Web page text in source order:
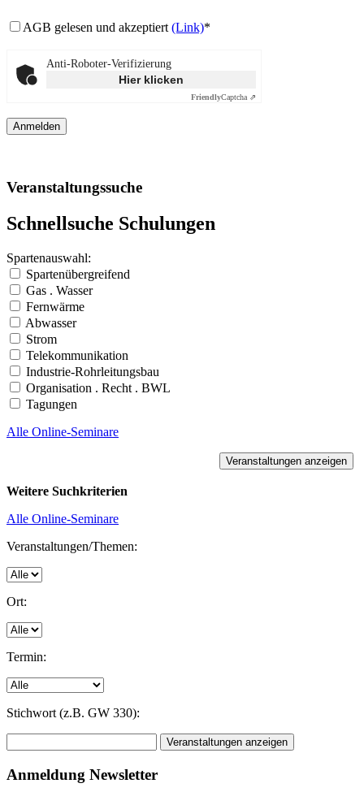
AGB gelesen und akzeptiert (Link)*
Anti-Roboter-Verifizierung
Hier klicken
FriendlyCaptcha ⇗
Veranstaltungssuche
Schnellsuche Schulungen
Spartenauswahl:
Spartenübergreifend
Gas . Wasser
Fernwärme
Abwasser
Strom
Telekommunikation
Industrie-Rohrleitungsbau
Organisation . Recht . BWL
Tagungen
Alle Online-Seminare
Weitere Suchkriterien
Alle Online-Seminare
Veranstaltungen/Themen:
Ort:
Termin:
Stichwort (z.B. GW 330):
Anmeldung Newsletter